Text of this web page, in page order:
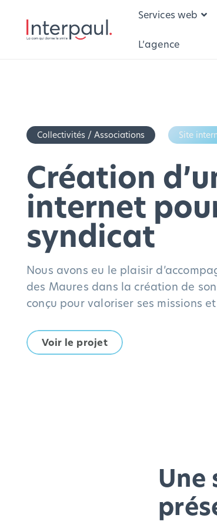
Services web
L’agence
Collectivités / Associations Site
Création
internet
syndicat
Nous avons eu le plaisir
des Maures dans la création de
conçu pour valoriser ses missions
Voir le projet
Une